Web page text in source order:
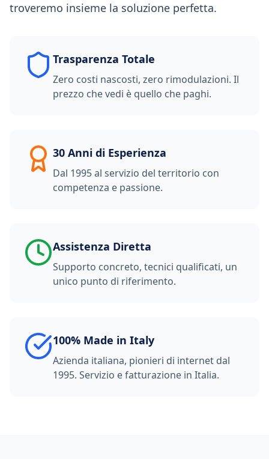
troveremo insieme la soluzione perfetta.
Trasparenza Totale
Zero costi nascosti, zero rimodulazioni. Il
prezzo che vedi è quello che paghi.
30 Anni di Esperienza
Dal 1995 al servizio del territorio con
competenza e passione.
Assistenza Diretta
Supporto concreto, tecnici qualificati, un
unico punto di riferimento.
100% Made in Italy
Azienda italiana, pionieri di internet dal
1995. Servizio e fatturazione in Italia.